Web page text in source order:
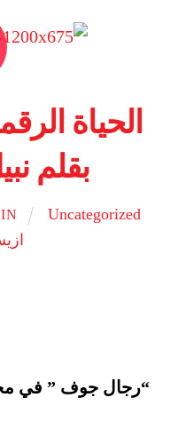
الحياة
بقلم
Uncategorized
“رجال جوف ” في